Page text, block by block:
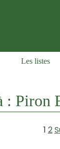
Les listes
: Piron
1 2